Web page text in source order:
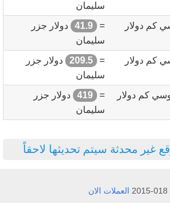
سليمان
كم دولار
=
41.9
دولار جزر
سليمان
كم دولار
=
209.5
دولار جزر
سليمان
كم دولار
=
419
دولار جزر
سليمان
غير محدثة سيتم تحديثها لاحقاً
العملات الان